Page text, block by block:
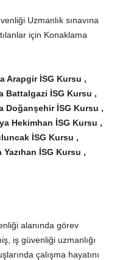
Uzmanlık sınavına
için Konaklama
Arapgir İSG Kursu ,
Battalgazi İSG Kursu ,
Doğanşehir İSG Kursu ,
Hekimhan İSG Kursu ,
İSG Kursu ,
İSG Kursu ,
alanında görev
iş güvenliği uzmanlığı
çalışma hayatını